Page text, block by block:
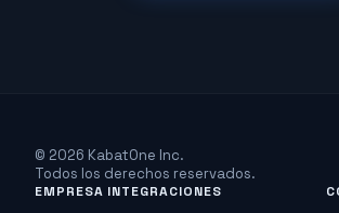
© 2026 KabatOne Inc.
Todos los derechos reservados.
EMPRESA INTEGRACIONES